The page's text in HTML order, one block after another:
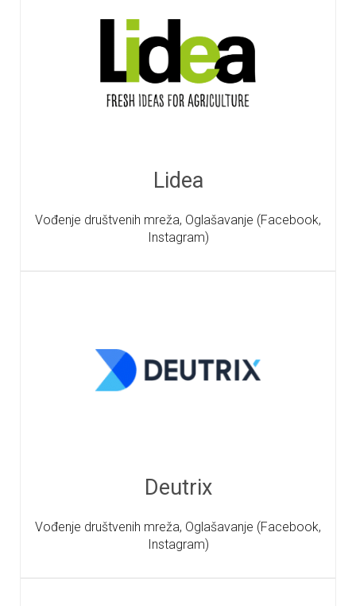
Lidea
Vođenje društvenih mreža, Oglašavanje (Facebook,
Instagram)
Deutrix
Vođenje društvenih mreža, Oglašavanje (Facebook,
Instagram)